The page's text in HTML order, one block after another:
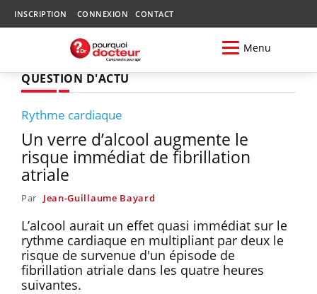
INSCRIPTION CONNEXION CONTACT
Menu
QUESTION D'ACTU
Rythme cardiaque
Un verre d’alcool augmente le
risque immédiat de fibrillation
atriale
Par Jean-Guillaume Bayard
L’alcool aurait un effet quasi immédiat sur le
rythme cardiaque en multipliant par deux le
risque de survenue d'un épisode de
fibrillation atriale dans les quatre heures
suivantes.